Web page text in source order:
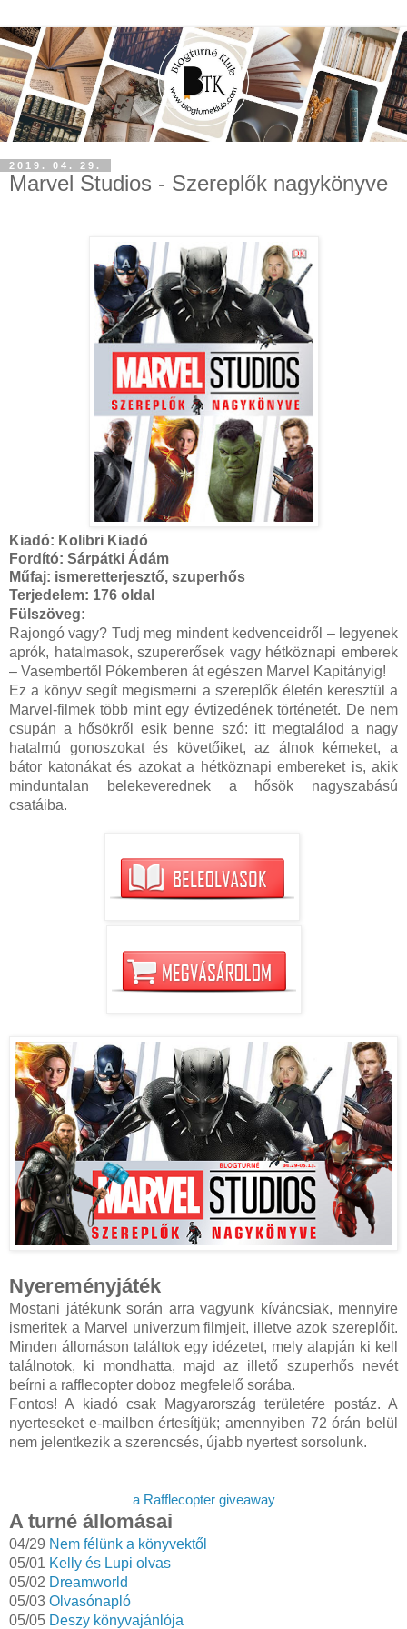
2019. 04. 29.
Marvel Studios - Szereplők nagykönyve
Kiadó: Kolibri Kiadó
Fordító: Sárpátki Ádám
Műfaj: ismeretterjesztő, szuperhős
Terjedelem: 176 oldal
Fülszöveg:
Rajongó vagy? Tudj meg mindent kedvenceidről – legyenek
aprók, hatalmasok, szupererősek vagy hétköznapi emberek
– Vasembertől Pókemberen át egészen Marvel Kapitányig!
Ez a könyv segít megismerni a szereplők életén keresztül a
Marvel-filmek több mint egy évtizedének történetét. De nem
csupán a hősökről esik benne szó: itt megtalálod a nagy
hatalmú gonoszokat és követőiket, az álnok kémeket, a
bátor katonákat és azokat a hétköznapi embereket is, akik
minduntalan belekeverednek a hősök nagyszabású
csatáiba.
Nyereményjáték
Mostani játékunk során arra vagyunk kíváncsiak, mennyire
ismeritek a Marvel univerzum filmjeit, illetve azok szereplőit.
Minden állomáson találtok egy idézetet, mely alapján ki kell
találnotok, ki mondhatta, majd az illető szuperhős nevét
beírni a rafflecopter doboz megfelelő sorába.
Fontos! A kiadó csak Magyarország területére postáz. A
nyerteseket e-mailben értesítjük; amennyiben 72 órán belül
nem jelentkezik a szerencsés, újabb nyertest sorsolunk.
a Rafflecopter giveaway
A turné állomásai
04/29 Nem félünk a könyvektől
05/01 Kelly és Lupi olvas
05/02 Dreamworld
05/03 Olvasónapló
05/05 Deszy könyvajánlója